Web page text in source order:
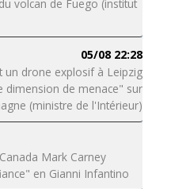
volcan de Fuego (institut
05/08 22:28
un drone explosif à Leipzig
dimension de menace" sur
(ministre de l'Intérieur)
Mark Carney
en Gianni Infantino